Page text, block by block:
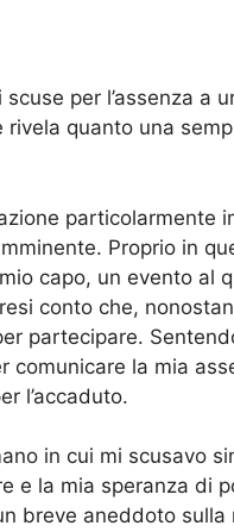
per l’assenza a
quanto una
particolarmente
Proprio in
capo, un evento al
conto che,
partecipare.
comunicare la mia
l’accaduto.
in cui mi scusavo
e la mia speranza di
breve aneddoto